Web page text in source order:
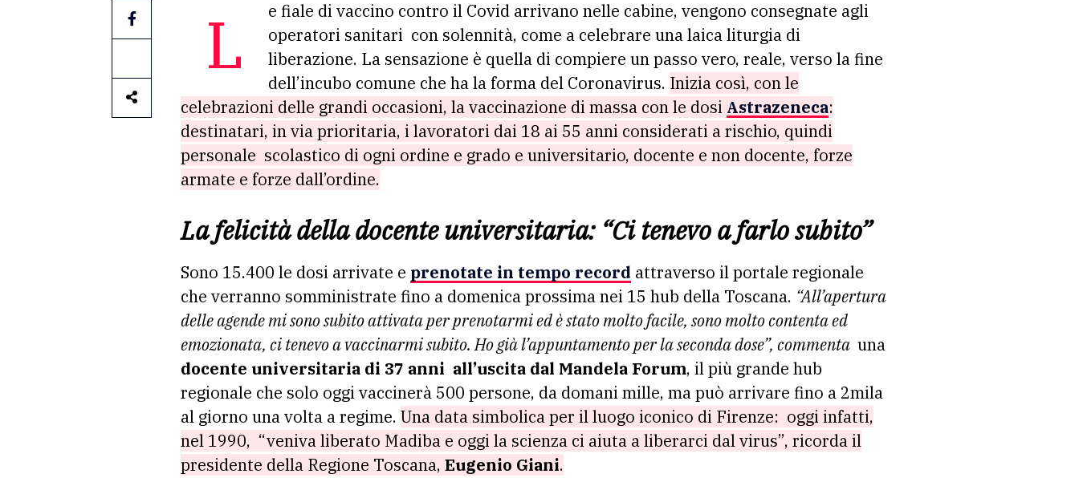
Le fiale di vaccino contro il Covid arrivano nelle cabine, vengono consegnate agli
operatori sanitari con solennità, come a celebrare una laica liturgia di
liberazione. La sensazione è quella di compiere un passo vero, reale, verso la fine
dell’incubo comune che ha la forma del Coronavirus. Inizia così, con le
celebrazioni delle grandi occasioni, la vaccinazione di massa con le dosi Astrazeneca:
destinatari, in via prioritaria, i lavoratori dai 18 ai 55 anni considerati a rischio, quindi
personale scolastico di ogni ordine e grado e universitario, docente e non docente, forze
armate e forze dall’ordine.
La felicità della docente universitaria: “Ci tenevo a farlo subito”
Sono 15.400 le dosi arrivate e prenotate in tempo record attraverso il portale regionale
che verranno somministrate fino a domenica prossima nei 15 hub della Toscana. “All’apertura
delle agende mi sono subito attivata per prenotarmi ed è stato molto facile, sono molto contenta ed
emozionata, ci tenevo a vaccinarmi subito. Ho già l’appuntamento per la seconda dose”, commenta una
docente universitaria di 37 anni all’uscita dal Mandela Forum, il più grande hub
regionale che solo oggi vaccinerà 500 persone, da domani mille, ma può arrivare fino a 2mila
al giorno una volta a regime. Una data simbolica per il luogo iconico di Firenze: oggi infatti,
nel 1990, “veniva liberato Madiba e oggi la scienza ci aiuta a liberarci dal virus”, ricorda il
presidente della Regione Toscana, Eugenio Giani.